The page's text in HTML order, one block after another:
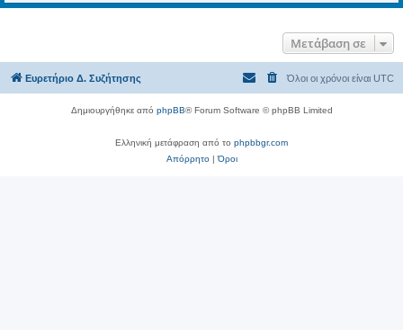
Μετάβαση σε
Ευρετήριο Δ. Συζήτησης Όλοι οι χρόνοι είναι UTC
Δημιουργήθηκε από phpBB® Forum Software © phpBB Limited
Ελληνική μετάφραση από το phpbbgr.com
Απόρρητο|Όροι